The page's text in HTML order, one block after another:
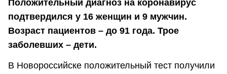
Положительный диагноз на коронавирус
подтвердился у 16 женщин и 9 мужчин.
Возраст пациентов – до 91 года. Трое
заболевших – дети.
В Новороссийске положительный тест получили